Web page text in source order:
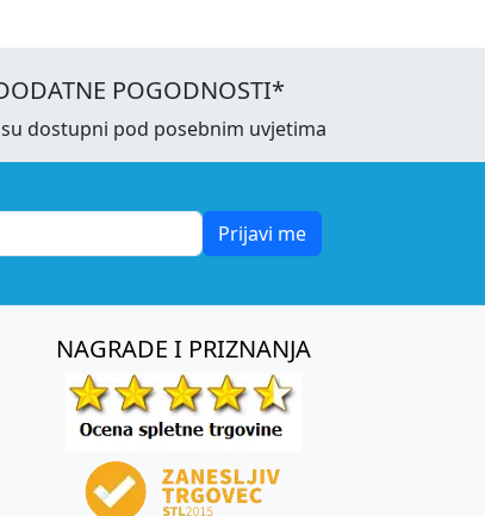
POGODNOSTI*
dostupni pod posebnim uvjetima
Prijavi me
NAGRADE I PRIZNANJA